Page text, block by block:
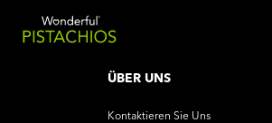
ÜBER UNS
Kontaktieren Sie Uns